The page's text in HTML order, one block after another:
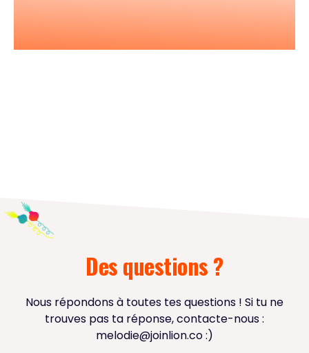
Des questions ?
Nous répondons à toutes tes questions ! Si tu ne
trouves pas ta réponse, contacte-nous :
melodie@joinlion.co:)